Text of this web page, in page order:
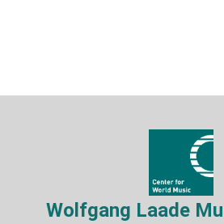
Wolfgang Laade